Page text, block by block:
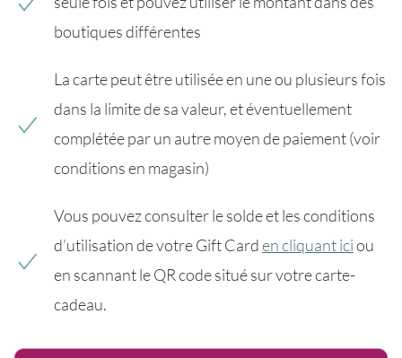
boutiques différentes
La carte peut être utilisée en une ou plusieurs fois
dans la limite de sa valeur, et éventuellement
complétée par un autre moyen de paiement (voir
conditions en magasin)
Vous pouvez consulter le solde et les conditions
d’utilisation de votre Gift Carden cliquant iciou
en scannant le QR code situé sur votre carte-
cadeau.